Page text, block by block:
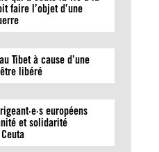
faire l’objet d’une
Tibet à cause d’une
libéré
européens
et solidarité